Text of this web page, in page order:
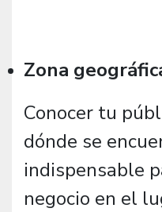
Zona
Conocer tu
dónde se
indispensable
negocio en el